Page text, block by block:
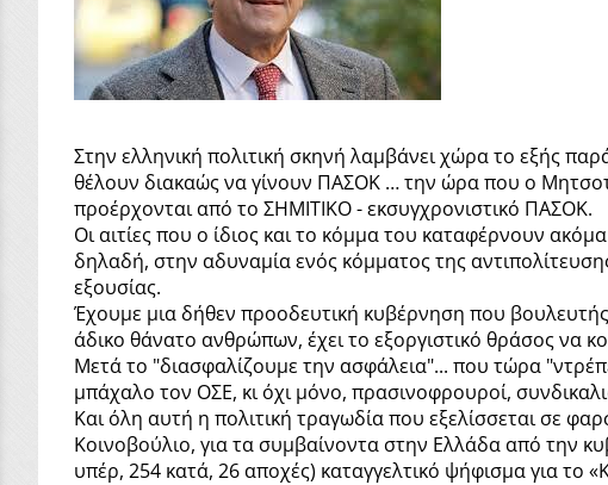
Στην ελληνική πολιτική σκηνή λαμβάνει χώρα το εξής
θέλουν διακαώς να γίνουν ΠΑΣΟΚ … την ώρα που ο
προέρχονται από το ΣΗΜΙΤΙΚΟ - εκσυγχρονιστικό ΠΑΣΟΚ.
Οι αιτίες που ο ίδιος και το κόμμα του καταφέρνουν
δηλαδή, στην αδυναμία ενός κόμματος της
εξουσίας.
Έχουμε μια δήθεν προοδευτική κυβέρνηση που
άδικο θάνατο ανθρώπων, έχει το εξοργιστικό θράσος να
Μετά το "διασφαλίζουμε την ασφάλεια"... που τώρα
μπάχαλο τον ΟΣΕ, κι όχι μόνο, πρασινοφρουροί,
Και όλη αυτή η πολιτική τραγωδία που εξελίσσεται σε
Κοινοβούλιο, για τα συμβαίνοντα στην Ελλάδα από την
υπέρ, 254 κατά, 26 αποχές) καταγγελτικό ψήφισμα για το